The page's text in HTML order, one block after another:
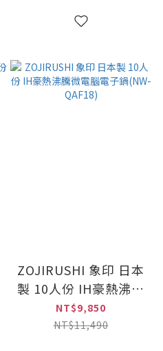
ZOJIRUSHI 象印 日本
製 10人份 IH豪熱沸騰
微電腦電子鍋(NW-
QAF18)
NT$9,850
NT$11,490